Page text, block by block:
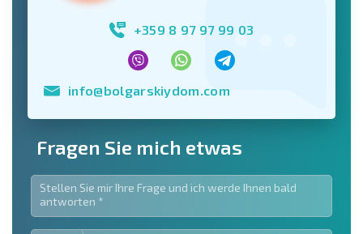
+359 8 97 97 99 03
info@bolgarskiydom.com
Fragen Sie mich etwas